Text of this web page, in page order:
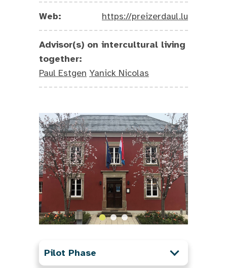
Web: https://preizerdaul.lu
Advisor(s) on intercultural living
together:
Paul Estgen Yanick Nicolas
Pilot Phase